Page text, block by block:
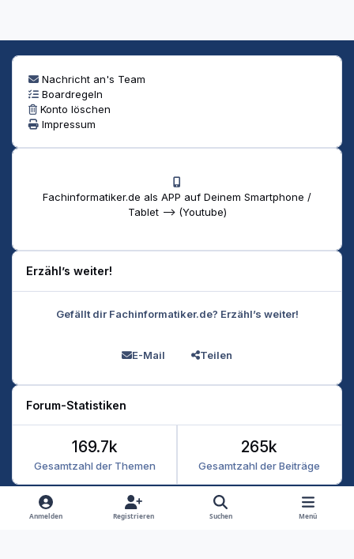
Nachricht an's Team
Boardregeln
Konto löschen
Impressum
Fachinformatiker.de als APP auf Deinem Smartphone /
Tablet --> (Youtube)
Erzähl’s weiter!
Gefällt dir Fachinformatiker.de? Erzähl’s weiter!
E-Mail Teilen
Forum-Statistiken
Gesamtzahl der Themen
169.7k
Gesamtzahl der Beiträge
265k
Heller Modus
Dunkler Modus
Systemeinstellung
Anmelden Registrieren Suchen Menü